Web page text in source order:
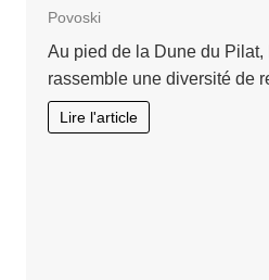
Povoski
Au pied de la Dune du Pilat,
rassemble une diversité de
Lire l'article